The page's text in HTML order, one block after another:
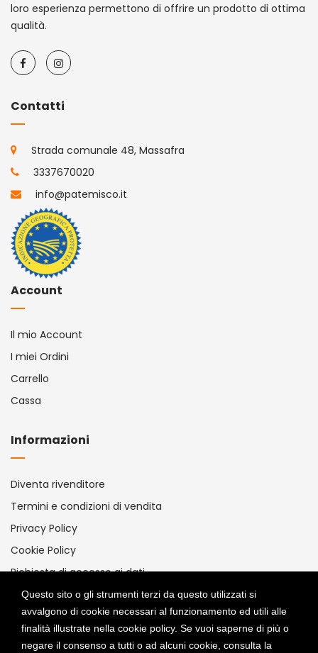
loro esperienza permettono di offrire un prodotto di ottima
qualità.
Contatti
Strada comunale 48, Massafra
3337670020
info@patemisco.it
Account
Il mio Account
I miei Ordini
Carrello
Cassa
Informazioni
Diventa rivenditore
Termini e condizioni di vendita
Privacy Policy
Cookie Policy
Richiesta di accesso ai dati
Gestisci Cookie Policy
Metodi Di Pagamento
Questo sito o gli strumenti terzi da questo utilizzati si
avvalgono di cookie necessari al funzionamento ed utili alle
finalità illustrate nella cookie policy. Se vuoi saperne di più o
negare il consenso a tutti o ad alcuni cookie, consulta la